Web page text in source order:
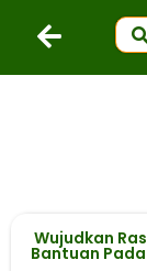
Wujudkan
Bantuan